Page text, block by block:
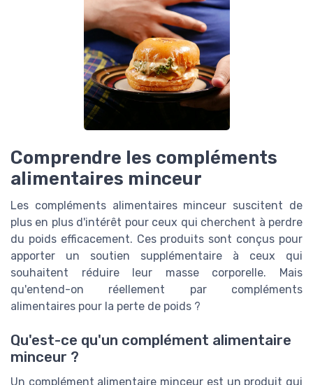
Comprendre les compléments
alimentaires minceur
Les compléments alimentaires minceur suscitent de
plus en plus d'intérêt pour ceux qui cherchent à perdre
du poids efficacement. Ces produits sont conçus pour
apporter un soutien supplémentaire à ceux qui
souhaitent réduire leur masse corporelle. Mais
qu'entend-on réellement par compléments
alimentaires pour la perte de poids ?
Qu'est-ce qu'un complément alimentaire
minceur ?
Un complément alimentaire minceur est un produit qui